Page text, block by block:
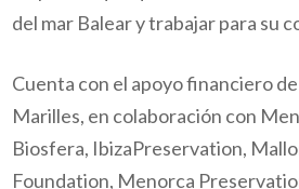
del mar Balear y trabajar para su
Cuenta con el apoyo financiero
Marilles, en colaboración con
Biosfera, IbizaPreservation,
Foundation, Menorca